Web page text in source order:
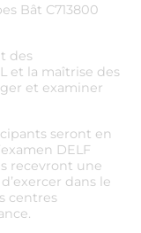
Bât C713800
des
et la maîtrise des
et examiner
seront en
DELF
recevront une
dans le
centres